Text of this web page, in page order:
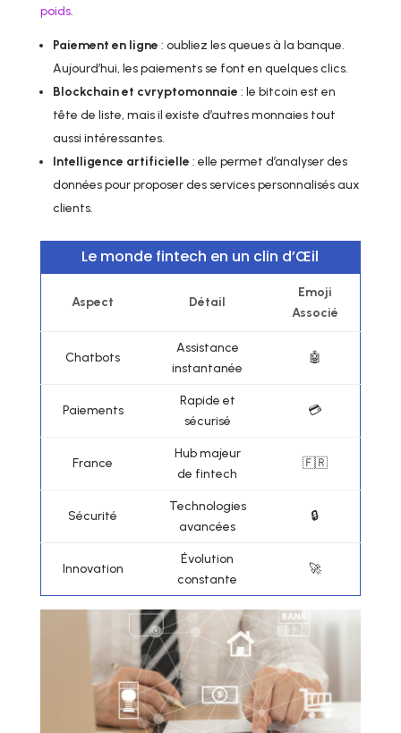
poids.
Paiement en ligne : oubliez les queues à la banque.
Aujourd’hui, les paiements se font en quelques clics.
Blockchain et cvryptomonnaie : le bitcoin est en
tête de liste, mais il existe d’autres monnaies tout
aussi intéressantes.
Intelligence artificielle : elle permet d’analyser des
données pour proposer des services personnalisés aux
clients.
Le monde fintech en un clin d’Œil
Aspect Détail
Emoji
Associé
Chatbots
Assistance
instantanée
🤖
Paiements
Rapide et
sécurisé
💳
France
Hub majeur
de fintech
🇫🇷
Sécurité
Technologies
avancées
🔒
Innovation
Évolution
constante
🚀